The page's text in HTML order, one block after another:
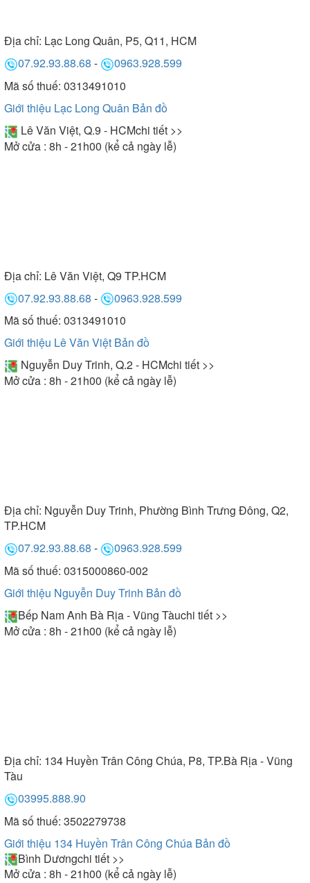
Địa chỉ: Lạc Long Quân, P5, Q11, HCM
07.92.93.88.68 -
0963.928.599
Mã số thuế: 0313491010
Giới thiệu Lạc Long Quân Bản đồ
Lê Văn Việt, Q.9 - HCMchi tiết >>
Mở cửa : 8h - 21h00 (kể cả ngày lễ)
Địa chỉ: Lê Văn Việt, Q9 TP.HCM
07.92.93.88.68 -
0963.928.599
Mã số thuế: 0313491010
Giới thiệu Lê Văn Việt Bản đồ
Nguyễn Duy Trinh, Q.2 - HCMchi tiết >>
Mở cửa : 8h - 21h00 (kể cả ngày lễ)
Địa chỉ: Nguyễn Duy Trinh, Phường Bình Trưng Đông, Q2,
TP.HCM
07.92.93.88.68 -
0963.928.599
Mã số thuế: 0315000860-002
Giới thiệu Nguyễn Duy Trinh Bản đồ
Bếp Nam Anh Bà Rịa - Vũng Tàuchi tiết >>
Mở cửa : 8h - 21h00 (kể cả ngày lễ)
Địa chỉ: 134 Huyền Trân Công Chúa, P8, TP.Bà Rịa - Vũng
Tàu
03995.888.90
Mã số thuế: 3502279738
Giới thiệu 134 Huyền Trân Công Chúa Bản đồ
Bình Dươngchi tiết >>
Mở cửa : 8h - 21h00 (kể cả ngày lễ)